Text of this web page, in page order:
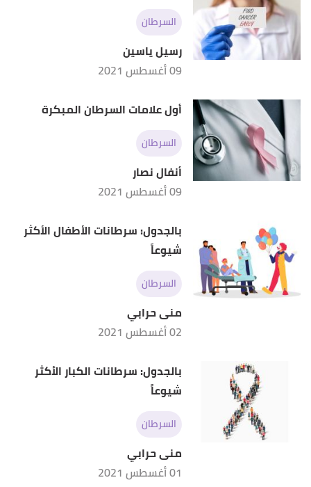
السرطان
رسيل ياسين
09 أغسطس 2021
أول علامات السرطان المبكرة
السرطان
أنفال نصار
09 أغسطس 2021
بالجدول: سرطانات الأطفال الأكثر
شيوعاً
السرطان
منى حرابي
02 أغسطس 2021
بالجدول: سرطانات الكبار الأكثر
شيوعاً
السرطان
منى حرابي
01 أغسطس 2021